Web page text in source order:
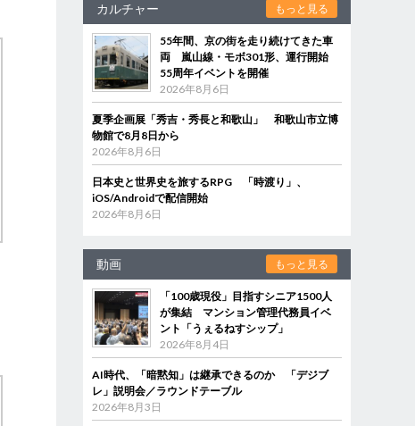
カルチャー もっと見る
55年間、京の街を走り続けてきた車
両 嵐山線・モボ301形、運行開始
55周年イベントを開催
2026年8月6日
夏季企画展「秀吉・秀長と和歌山」 和歌山市立博
物館で8月8日から
2026年8月6日
日本史と世界史を旅するRPG 「時渡り」、
iOS/Androidで配信開始
2026年8月6日
動画 もっと見る
「100歳現役」目指すシニア1500人
が集結 マンション管理代務員イベ
ント「うぇるねすシップ」
2026年8月4日
AI時代、「暗黙知」は継承できるのか 「デジブ
レ」説明会／ラウンドテーブル
2026年8月3日